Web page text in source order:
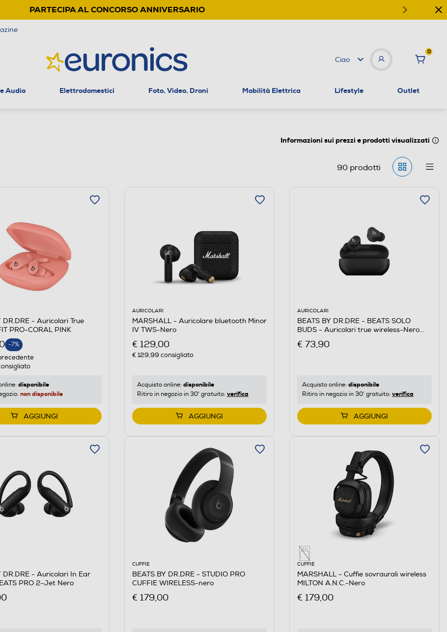
PARTECIPA AL CONCORSO ANNIVERSARIO
Ciao
0
Audio Elettrodomestici Foto, Video, Droni Mobilità Elettrica Lifestyle Outlet
Informazioni sui prezzi e prodotti visualizzati
90 prodotti
DR.DRE - Auricolari True
PRO-CORAL PINK
-7%
disponibile
non disponibile
AGGIUNGI
AURICOLARI
MARSHALL - Auricolare bluetooth Minor
IV TWS-Nero
€ 129,00
€ 129,99 consigliato
Acquisto online: disponibile
Ritiro in negozio in 30' gratuito: verifica
AGGIUNGI
AURICOLARI
BEATS BY DR.DRE - BEATS SOLO
BUDS - Auricolari true wireless-Nero
€ 73,90
Acquisto online: disponibile
Ritiro in negozio in 30' gratuito: verifica
AGGIUNGI
DR.DRE - Auricolari In Ear
PRO 2-Jet Nero
CUFFIE
BEATS BY DR.DRE - STUDIO PRO
CUFFIE WIRELESS-nero
€ 179,00
CUFFIE
MARSHALL - Cuffie sovraurali wireless
MILTON A.N.C.-Nero
€ 179,00